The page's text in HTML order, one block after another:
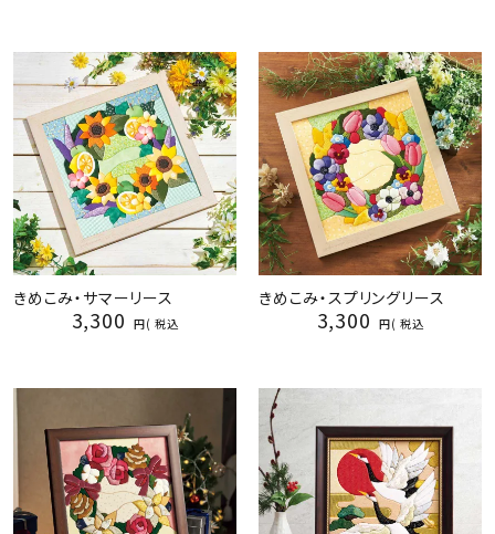
きめこみ・サマーリース
3,300 税込
きめこみ・スプリングリース
3,300 税込